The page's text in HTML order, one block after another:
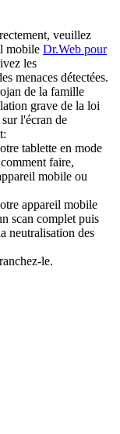
veuillez
mobile Dr.Web pour
les
menaces détectées.
de la famille
grave de la loi
l'écran de
tablette en mode
faire,
mobile ou
appareil mobile
scan complet puis
neutralisation des
le.